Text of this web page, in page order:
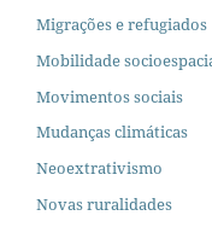
Migrações e refugiados
Mobilidade
Movimentos sociais
Mudanças climáticas
Neoextrativismo
Novas ruralidades